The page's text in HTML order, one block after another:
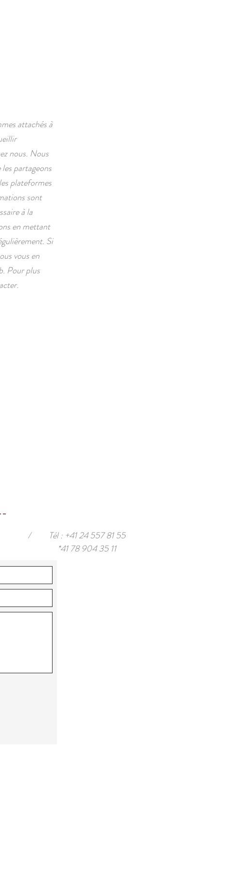
attachés à
nous. Nous
partageons
plateformes
sont
à la
en mettant
Si
vous en
Pour plus
Tél : +41 24 557 81 55
*41 78 904 35 11
/